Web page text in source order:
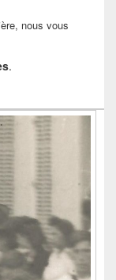
nous vous
.